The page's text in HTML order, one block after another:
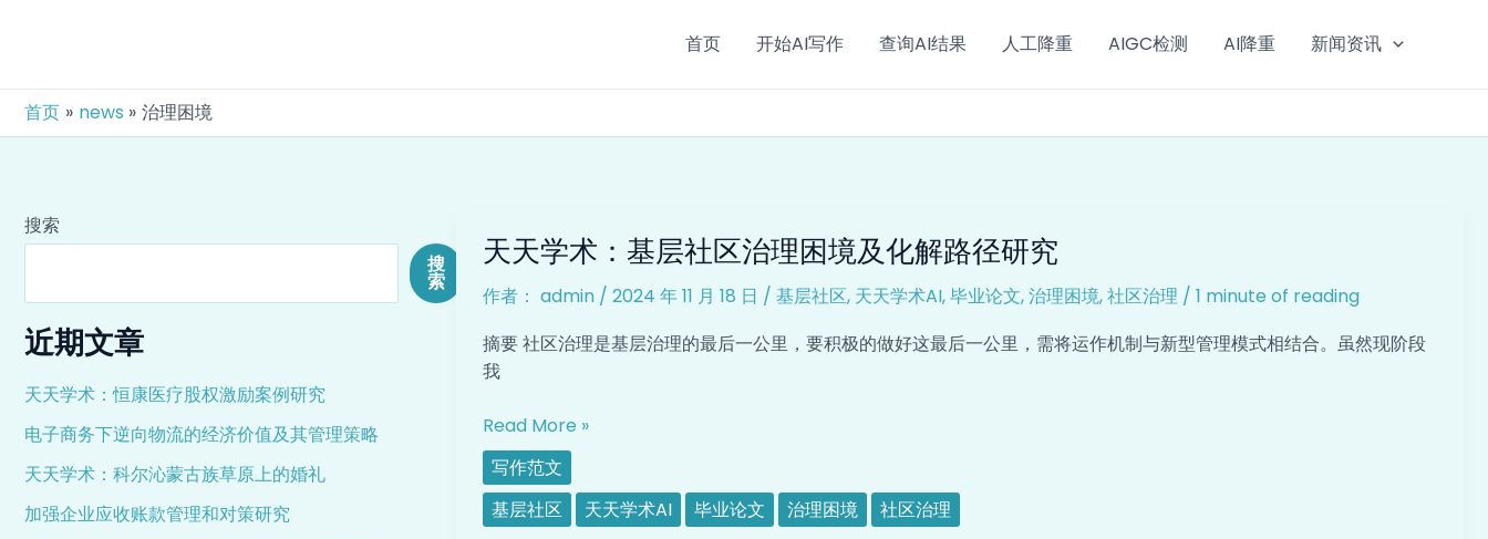
首页 开始AI写作 查询AI结果 人工降重 AIGC检测 AI降重 新闻资讯
首页 news 治理困境
搜索
搜
索
近期文章
天天学术：恒康医疗股权激励案例研究
电子商务下逆向物流的经济价值及其管理策略
天天学术：科尔沁蒙古族草原上的婚礼
加强企业应收账款管理和对策研究
天天学术：基层社区治理困境及化解路径研究
作者： admin / 2024 年 11 月 18 日 / 基层社区, 天天学术AI,毕业论文,治理困境,社区治理 / 1 minute of reading
摘要 社区治理是基层治理的最后一公里，要积极的做好这最后一公里，需将运作机制与新型管理模式相结合。虽然现阶段
我
天
术：
基
层
社
区
理
困
境
Read More »
写作范文
基层社区
天天学术AI 毕业论文 治理困境 社区治理